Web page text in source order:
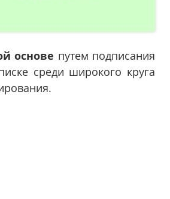
основе путем подписания
среди широкого круга